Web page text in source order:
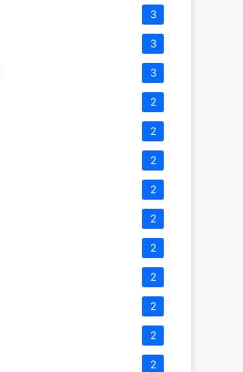
3
3
3
2
2
2
2
2
2
2
2
2
2